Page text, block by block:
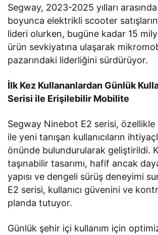
Segway, 2023-2025 yılları
boyunca elektrikli scooter
lideri olurken, bugüne kadar 15
ürün sevkiyatına ulaşarak
pazarındaki liderliğini sürdürüyor.
İlk Kez Kullananlardan Günlük
Serisi ile Erişilebilir Mobilite
Segway Ninebot E2 serisi,
ile yeni tanışan kullanıcıların
önünde bulundurularak geliştirildi.
taşınabilir tasarımı, hafif ancak
yapısı ve dengeli sürüş deneyimi
E2 serisi, kullanıcı güvenini ve
planda tutuyor.
Günlük şehir içi kullanım için